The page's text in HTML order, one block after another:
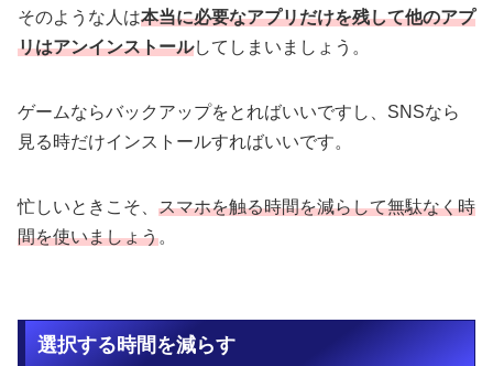
そのような人は本当に必要なアプリだけを残して他のアプ
リはアンインストールしてしまいましょう。
ゲームならバックアップをとればいいですし、SNSなら
見る時だけインストールすればいいです。
忙しいときこそ、 スマホを触る時間を減らして無駄なく時
間を使いましょう。
選択する時間を減らす